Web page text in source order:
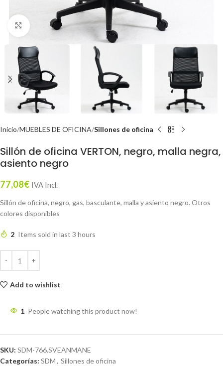
Click to enlarge
Inicio MUEBLES DE OFICINA Sillones de oficina
Sillón de oficina VERTON, negro, malla negra,
asiento negro
77,08€ IVA Incl.
Sillón de oficina, negro, gas, basculante, malla y asiento negro. Otros
colores disponibles
2 Items sold in last 3 hours
Add to wishlist
1 People watching this product now!
SKU: SDM-766.SVEANMANE
Categorías: SDM, Sillones de oficina